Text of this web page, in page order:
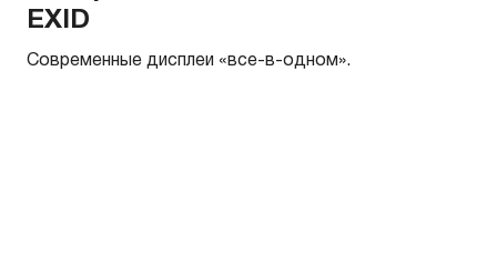
EXID
Современные дисплеи «все-в-одном».